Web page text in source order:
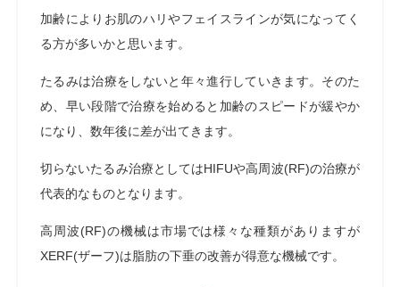
加齢によりお肌のハリやフェイスラインが気になってく
る方が多いかと思います。
たるみは治療をしないと年々進行していきます。そのた
め、早い段階で治療を始めると加齢のスピードが緩やか
になり、数年後に差が出てきます。
切らないたるみ治療としてはHIFUや高周波(RF)の治療が
代表的なものとなります。
高周波(RF)の機械は市場では様々な種類がありますが
XERF(ザーフ)は脂肪の下垂の改善が得意な機械です。